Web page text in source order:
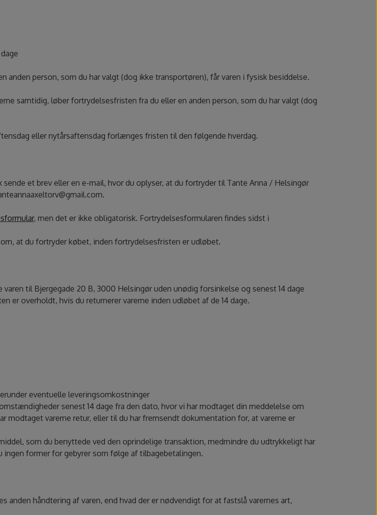
anden person, som du har valgt (dog ikke transportøren), får varen i fysisk besiddelse.
samtidig, løber fortrydelsesfristen fra du eller en anden person, som du har valgt (dog
eller nytårsaftensdag forlænges fristen til den følgende hverdag.
et brev eller en e-mail, hvor du oplyser, at du fortryder til Tante Anna / Helsingør
, men det er ikke obligatorisk. Fortrydelsesformularen findes sidst i
at du fortryder købet, inden fortrydelsesfristen er udløbet.
til Bjergegade 20 B, 3000 Helsingør uden unødig forsinkelse og senest 14 dage
er overholdt, hvis du returnerer varerne inden udløbet af de 14 dage.
eventuelle leveringsomkostninger
senest 14 dage fra den dato, hvor vi har modtaget din meddelelse om
modtaget varerne retur, eller til du har fremsendt dokumentation for, at varerne er
som du benyttede ved den oprindelige transaktion, medmindre du udtrykkeligt har
former for gebyrer som følge af tilbagebetalingen.
håndtering af varen, end hvad der er nødvendigt for at fastslå varernes art,